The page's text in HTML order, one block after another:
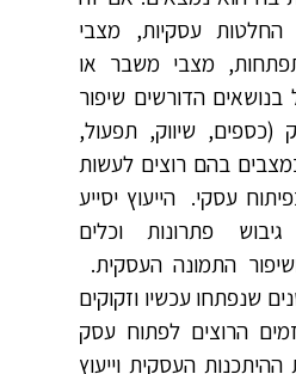
עסקיות, מצבי
מצבי משבר או
הדורשים שיפור
שיווק, תפעול,
בהם רוצים לעשות
עסקי. הייעוץ יסייע
פתרונות וכלים
התמונה העסקית.
שנפתחו עכשיו וזקוקים
הרוצים לפתוח עסק
העסקית וייעוץ